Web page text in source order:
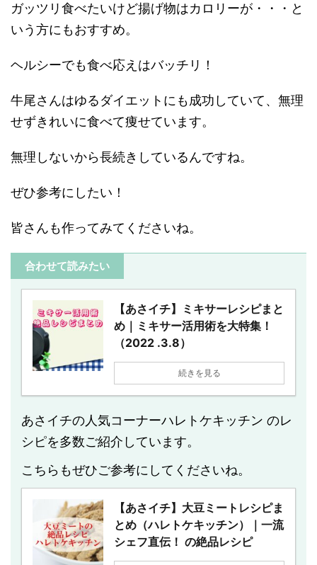
ガッツリ食べたいけど揚げ物はカロリーが・・・と
いう方にもおすすめ。
ヘルシーでも食べ応えはバッチリ！
牛尾さんはゆるダイエットにも成功していて、無理
せずきれいに食べて痩せています。
無理しないから長続きしているんですね。
ぜひ参考にしたい！
皆さんも作ってみてくださいね。
合わせて読みたい
【あさイチ】ミキサーレシピまと
め｜ミキサー活用術を大特集！
（2022 .3.8）
続きを見る
あさイチの人気コーナーハレトケキッチン のレ
シピを多数ご紹介しています。
こちらもぜひご参考にしてくださいね。
【あさイチ】大豆ミートレシピま
とめ（ハレトケキッチン）｜一流
シェフ直伝！ の絶品レシピ